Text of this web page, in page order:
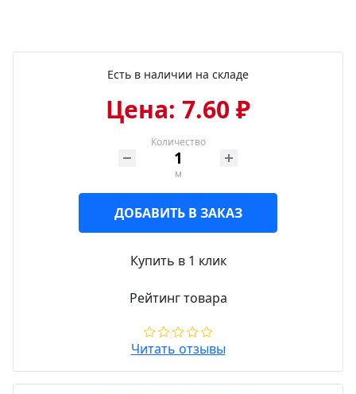
Есть в наличии на складе
Цена: 7.60 ₽
Количество
м
ДОБАВИТЬ В ЗАКАЗ
Купить в 1 клик
Рейтинг товара
Читать отзывы